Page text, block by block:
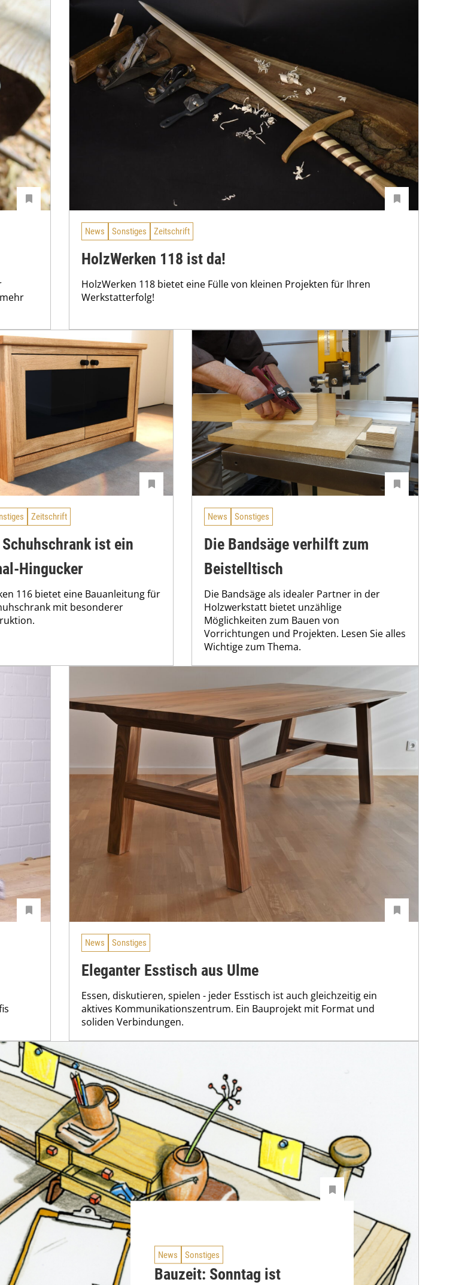
News Sonstiges Zeitschrift
HolzWerken 118 ist da!
HolzWerken 118 bietet eine Fülle von kleinen Projekten für Ihren
Werkstatterfolg!
Zeitschrift
ist ein
Hingucker
116 bietet eine Bauanleitung für
mit besonderer
News Sonstiges
Die Bandsäge verhilft zum
Beistelltisch
Die Bandsäge als idealer Partner in der
Holzwerkstatt bietet unzählige
Möglichkeiten zum Bauen von
Vorrichtungen und Projekten. Lesen Sie alles
Wichtige zum Thema.
News Sonstiges
Eleganter Esstisch aus Ulme
Essen, diskutieren, spielen - jeder Esstisch ist auch gleichzeitig ein
aktives Kommunikationszentrum. Ein Bauprojekt mit Format und
soliden Verbindungen.
News Sonstiges
Bauzeit: Sonntag ist